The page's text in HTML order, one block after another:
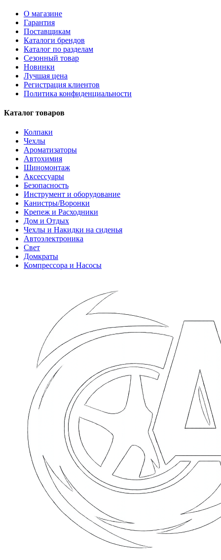
О магазине
Гарантия
Поставщикам
Каталоги брендов
Каталог по разделам
Сезонный товар
Новинки
Лучшая цена
Регистрация клиентов
Политика конфиденциальности
Каталог товаров
Колпаки
Чехлы
Ароматизаторы
Автохимия
Шиномонтаж
Аксессуары
Безопасность
Инструмент и оборудование
Канистры/Воронки
Крепеж и Расходники
Дом и Отдых
Чехлы и Накидки на сиденья
Автоэлектроника
Свет
Домкраты
Компрессора и Насосы